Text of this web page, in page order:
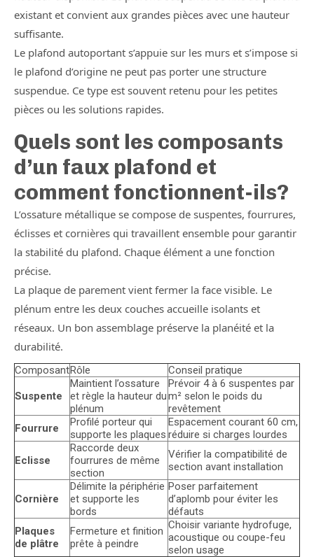
existant et convient aux grandes pièces avec une hauteur
suffisante.
Le plafond autoportant s’appuie sur les murs et s’impose si
le plafond d’origine ne peut pas porter une structure
suspendue. Ce type est souvent retenu pour les petites
pièces ou les solutions rapides.
Quels sont les composants
d’un faux plafond et
comment fonctionnent-ils?
L’ossature métallique se compose de suspentes, fourrures,
éclisses et cornières qui travaillent ensemble pour garantir
la stabilité du plafond. Chaque élément a une fonction
précise.
La plaque de parement vient fermer la face visible. Le
plénum entre les deux couches accueille isolants et
réseaux. Un bon assemblage préserve la planéité et la
durabilité.
ComposantRôle Conseil pratique
Suspente
Maintient l’ossature
et règle la hauteur du
plénum
Prévoir 4 à 6 suspentes par
m² selon le poids du
revêtement
Fourrure
Profilé porteur qui
supporte les plaques
Espacement courant 60 cm,
réduire si charges lourdes
Eclisse
Raccorde deux
fourrures de même
section
Vérifier la compatibilité de
section avant installation
Cornière
Délimite la périphérie
et supporte les
bords
Poser parfaitement
d’aplomb pour éviter les
défauts
Plaques
de plâtre
Fermeture et finition
prête à peindre
Choisir variante hydrofuge,
acoustique ou coupe-feu
selon usage